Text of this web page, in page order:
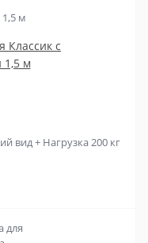
Классик с
1,5 м
вид + Нагрузка 200 кг